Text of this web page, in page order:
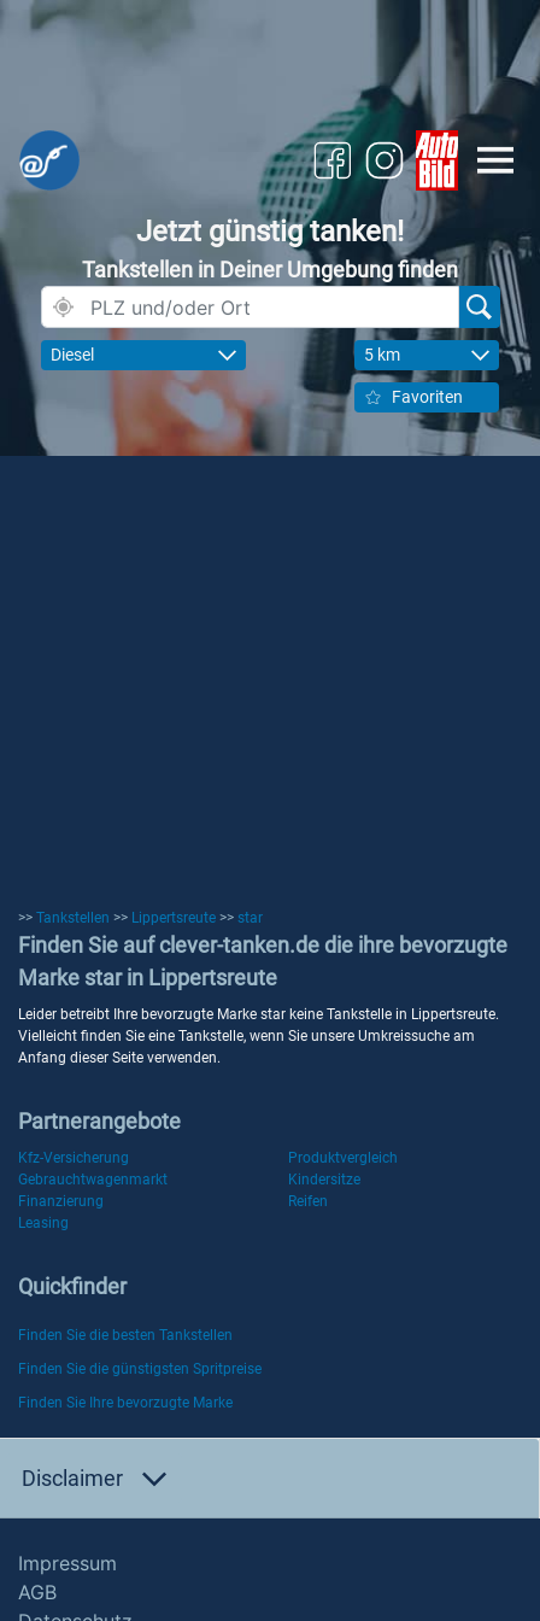
Jetzt günstig tanken!
Tankstellen in Deiner Umgebung finden
Diesel 5 km
Favoriten
>> Tankstellen >> Lippertsreute >> star
Finden Sie auf clever-tanken.de die ihre bevorzugte
Marke star in Lippertsreute
Leider betreibt Ihre bevorzugte Marke star keine Tankstelle in Lippertsreute.
Vielleicht finden Sie eine Tankstelle, wenn Sie unsere Umkreissuche am
Anfang dieser Seite verwenden.
Partnerangebote
Kfz-Versicherung
Produktvergleich
Gebrauchtwagenmarkt
Kindersitze
Finanzierung
Reifen
Leasing
Quickfinder
Finden Sie die besten Tankstellen
Finden Sie die günstigsten Spritpreise
Finden Sie Ihre bevorzugte Marke
Disclaimer
Impressum
AGB